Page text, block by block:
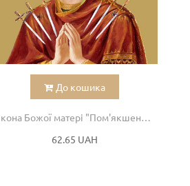
До кошика
Ікона Божої матері "Пом'якшення злих сердець"
62.65 UAH